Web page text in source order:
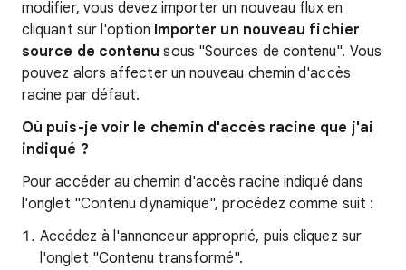
modifier, vous devez importer un nouveau flux en
cliquant sur l'option Importer un nouveau fichier
source de contenu sous "Sources de contenu". Vous
pouvez alors affecter un nouveau chemin d'accès
racine par défaut.
Où puis-je voir le chemin d'accès racine que j'ai
indiqué ?
Pour accéder au chemin d'accès racine indiqué dans
l'onglet "Contenu dynamique", procédez comme suit :
Accédez à l'annonceur approprié, puis cliquez sur
l'onglet "Contenu transformé".